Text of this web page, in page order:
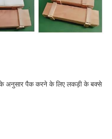
अनुसार पैक करने के लिए लकड़ी के बक्से